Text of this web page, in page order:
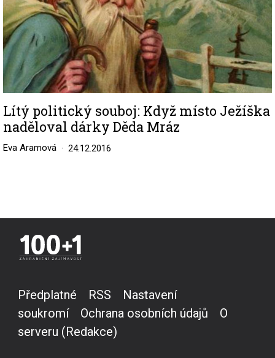
Lítý politický souboj: Když místo Ježíška
naděloval dárky Děda Mráz
Eva Aramová 24.12.2016
Předplatné RSS
Nastavení
soukromí
Ochrana osobních údajů
O
serveru (Redakce)